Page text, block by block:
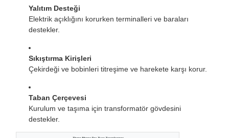
Yalıtım Desteği
Elektrik açıklığını korurken terminalleri ve baraları
destekler.
Sıkıştırma Kirişleri
Çekirdeği ve bobinleri titreşime ve harekete karşı korur.
Taban Çerçevesi
Kurulum ve taşıma için transformatör gövdesini
destekler.